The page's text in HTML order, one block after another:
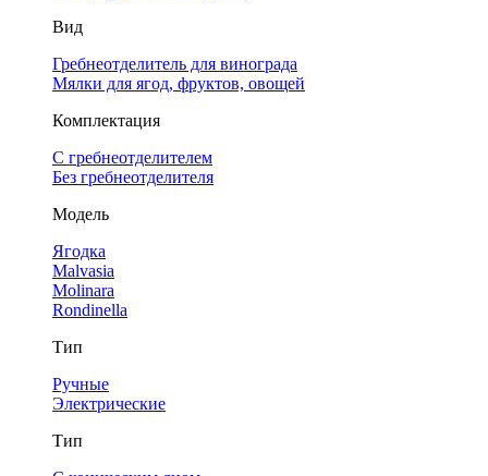
Вид
Гребнеотделитель для винограда
Мялки для ягод, фруктов, овощей
Комплектация
С гребнеотделителем
Без гребнеотделителя
Модель
Ягодка
Malvasia
Molinara
Rondinella
Тип
Ручные
Электрические
Тип